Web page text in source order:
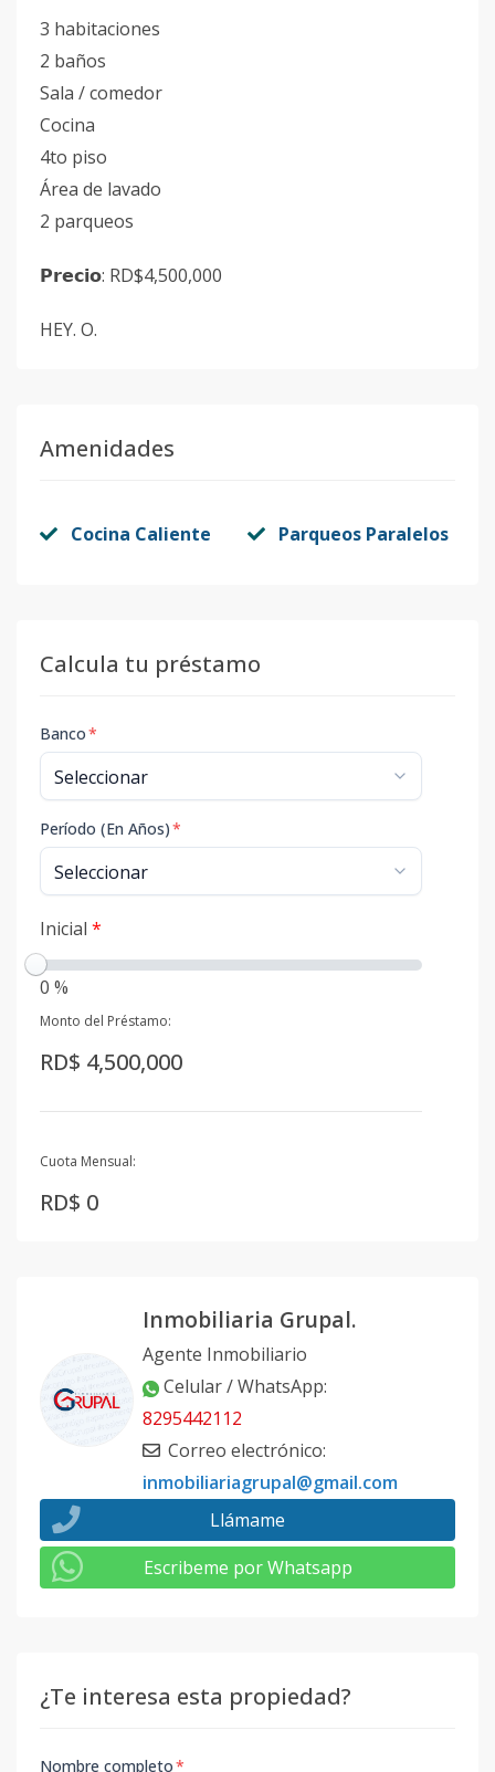
3 habitaciones
2 baños
Sala / comedor
Cocina
4to piso
Área de lavado
2 parqueos
𝗣𝗿𝗲𝗰𝗶𝗼: RD$4,500,000
HEY. O.
Amenidades
Cocina Caliente Parqueos Paralelos
Calcula tu préstamo
Banco*
Período (En Años)*
Inicial *
0 %
Monto del Préstamo:
RD$ 4,500,000
Cuota Mensual:
RD$ 0
Inmobiliaria Grupal.
Agente Inmobiliario
Celular / WhatsApp:
8295442112
Correo electrónico:
inmobiliariagrupal@gmail.com
Llámame
Escribeme por Whatsapp
¿Te interesa esta propiedad?
Nombre completo*